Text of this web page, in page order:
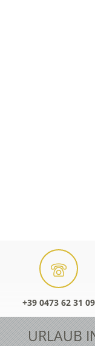
+39 0473 62 31 09
URLAUB